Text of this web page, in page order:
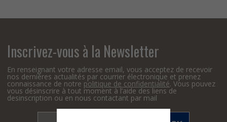
Inscrivez-vous à la Newsletter
En renseignant votre adresse email, vous acceptez de recevoir
nos dernières actualités par courrier électronique et prenez
connaissance de notre politique de confidentialité. Vous pouvez
vous désinscrire à tout moment à l’aide des liens de
desinscription ou en nous contactant par mail